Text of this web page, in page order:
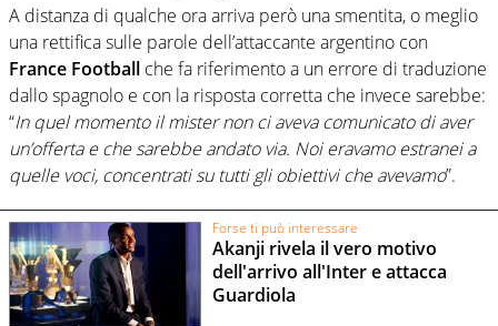
A distanza di qualche ora arriva però una smentita, o meglio
una rettifica sulle parole dell’attaccante argentino con
France Football che fa riferimento a un errore di traduzione
dallo spagnolo e con la risposta corretta che invece sarebbe:
“In quel momento il mister non ci aveva comunicato di aver
un’offerta e che sarebbe andato via. Noi eravamo estranei a
quelle voci, concentrati su tutti gli obiettivi che avevamo”.
Forse ti può interessare
Akanji rivela il vero motivo
dell'arrivo all'Inter e attacca
Guardiola